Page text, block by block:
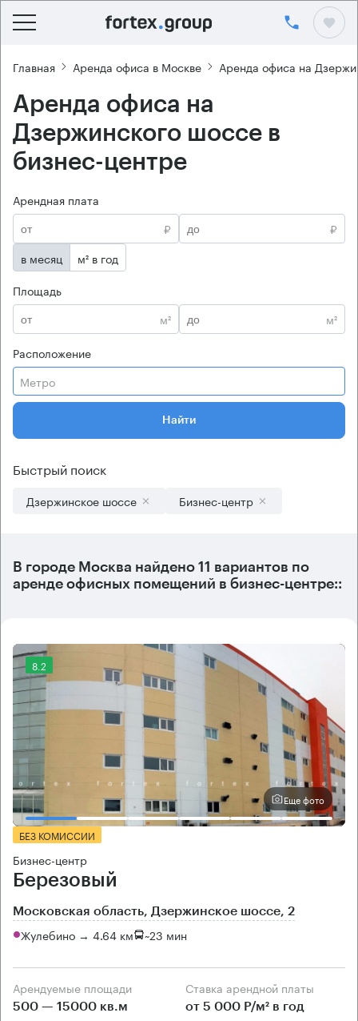
Главная Аренда офиса в Москве Аренда офиса на
Аренда офиса на
Дзержинского шоссе в
бизнес-центре
Арендная плата
₽
₽
в месяц
м² в год
Площадь
м²
м²
Расположение
Метро
Найти
Быстрый поиск
Дзержинское шоссе Бизнес-центр
В городе Москва найдено 11 вариантов по
аренде офисных помещений в бизнес-центре::
8.2
Еще фото
БЕЗ КОМИССИИ
Бизнес-центр
Березовый
Московская область, Дзержинское шоссе, 2
Жулебино → 4.64 км ~23 мин
Арендуемые площади
500 — 15000 кв.м
Ставка арендной платы
от 5 000 Р/м² в год